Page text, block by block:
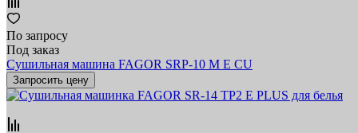
По запросу
Под заказ
Сушильная машина FAGOR SRP-10 M E CU
Запросить цену